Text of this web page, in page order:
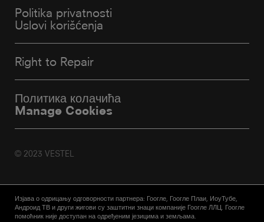
Politika privatnosti
Uslovi korišćenja
Right to Repair
Политика колачића
Manage Cookies
Изјава о одрицању одговорности партнера: Гоогле, Гоогле Плаи, ИоуТубе,